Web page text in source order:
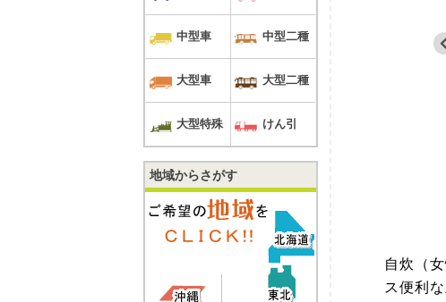
入校生で記念撮影。フレンドリーな雰囲気が好評です。
自炊（
ス便利
中型車 中型二種
大型車 大型二種
大型特殊 けん引
地域からさがす